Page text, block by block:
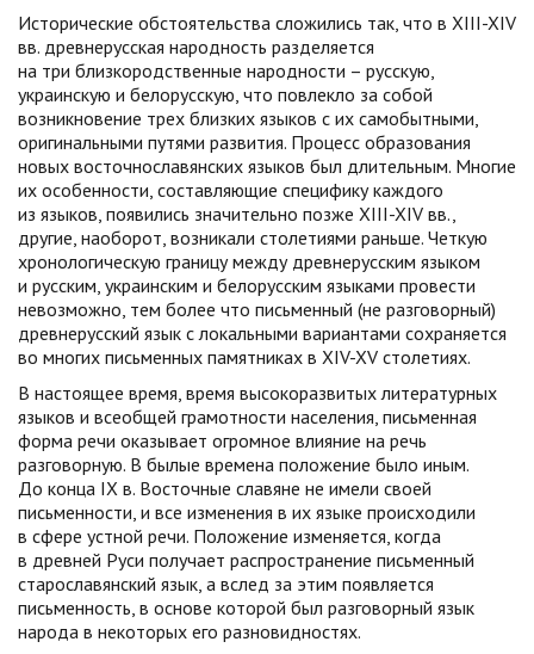
Исторические обстоятельства сложились так, что в XIII-XIV
вв. древнерусская народность разделяется
на три близкородственные народности – русскую,
украинскую и белорусскую, что повлекло за собой
возникновение трех близких языков с их самобытными,
оригинальными путями развития. Процесс образования
новых восточнославянских языков был длительным. Многие
их особенности, составляющие специфику каждого
из языков, появились значительно позже XIII-XIV вв.,
другие, наоборот, возникали столетиями раньше. Четкую
хронологическую границу между древнерусским языком
и русским, украинским и белорусским языками провести
невозможно, тем более что письменный (не разговорный)
древнерусский язык с локальными вариантами сохраняется
во многих письменных памятниках в XIV-XV столетиях.
В настоящее время, время высокоразвитых литературных
языков и всеобщей грамотности населения, письменная
форма речи оказывает огромное влияние на речь
разговорную. В былые времена положение было иным.
До конца IX в. Восточные славяне не имели своей
письменности, и все изменения в их языке происходили
в сфере устной речи. Положение изменяется, когда
в древней Руси получает распространение письменный
старославянский язык, а вслед за этим появляется
письменность, в основе которой был разговорный язык
народа в некоторых его разновидностях.